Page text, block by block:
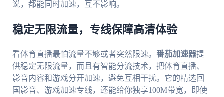
说，都能同时加速，互不影响。
稳定无限流量，专线保障高清体验
看体育直播最怕流量不够或者突然限速。 番茄加速器提
供稳定无限流量，而且有智能分流技术，把体育直播、
影音内容和游戏分开加速，避免互相干扰。它的精选回
国影音、游戏加速专线，还能给你独享100M带宽，即使